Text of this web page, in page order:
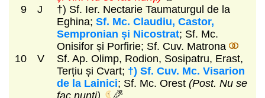
9
J
†) Sf. Ier. Nectarie Taumaturgul de la
Eghina; Sf. Mc. Claudiu, Castor,
Sempronian și Nicostrat; Sf. Mc.
Onisifor și Porfirie; Sf. Cuv. Matrona
10
V
Sf. Ap. Olimp, Rodion, Sosipatru, Erast,
Terțiu și Cvart; †) Sf. Cuv. Mc. Visarion
de la Lainici; Sf. Mc. Orest (Post. Nu se
fac nunți)